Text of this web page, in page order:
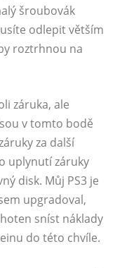
šroubovák
odlepit větším
roztrhnou na
záruka, ale
v tomto bodě
za další
uplynutí záruky
disk. Můj PS3 je
upgradoval,
sníst náklady
do této chvíle.